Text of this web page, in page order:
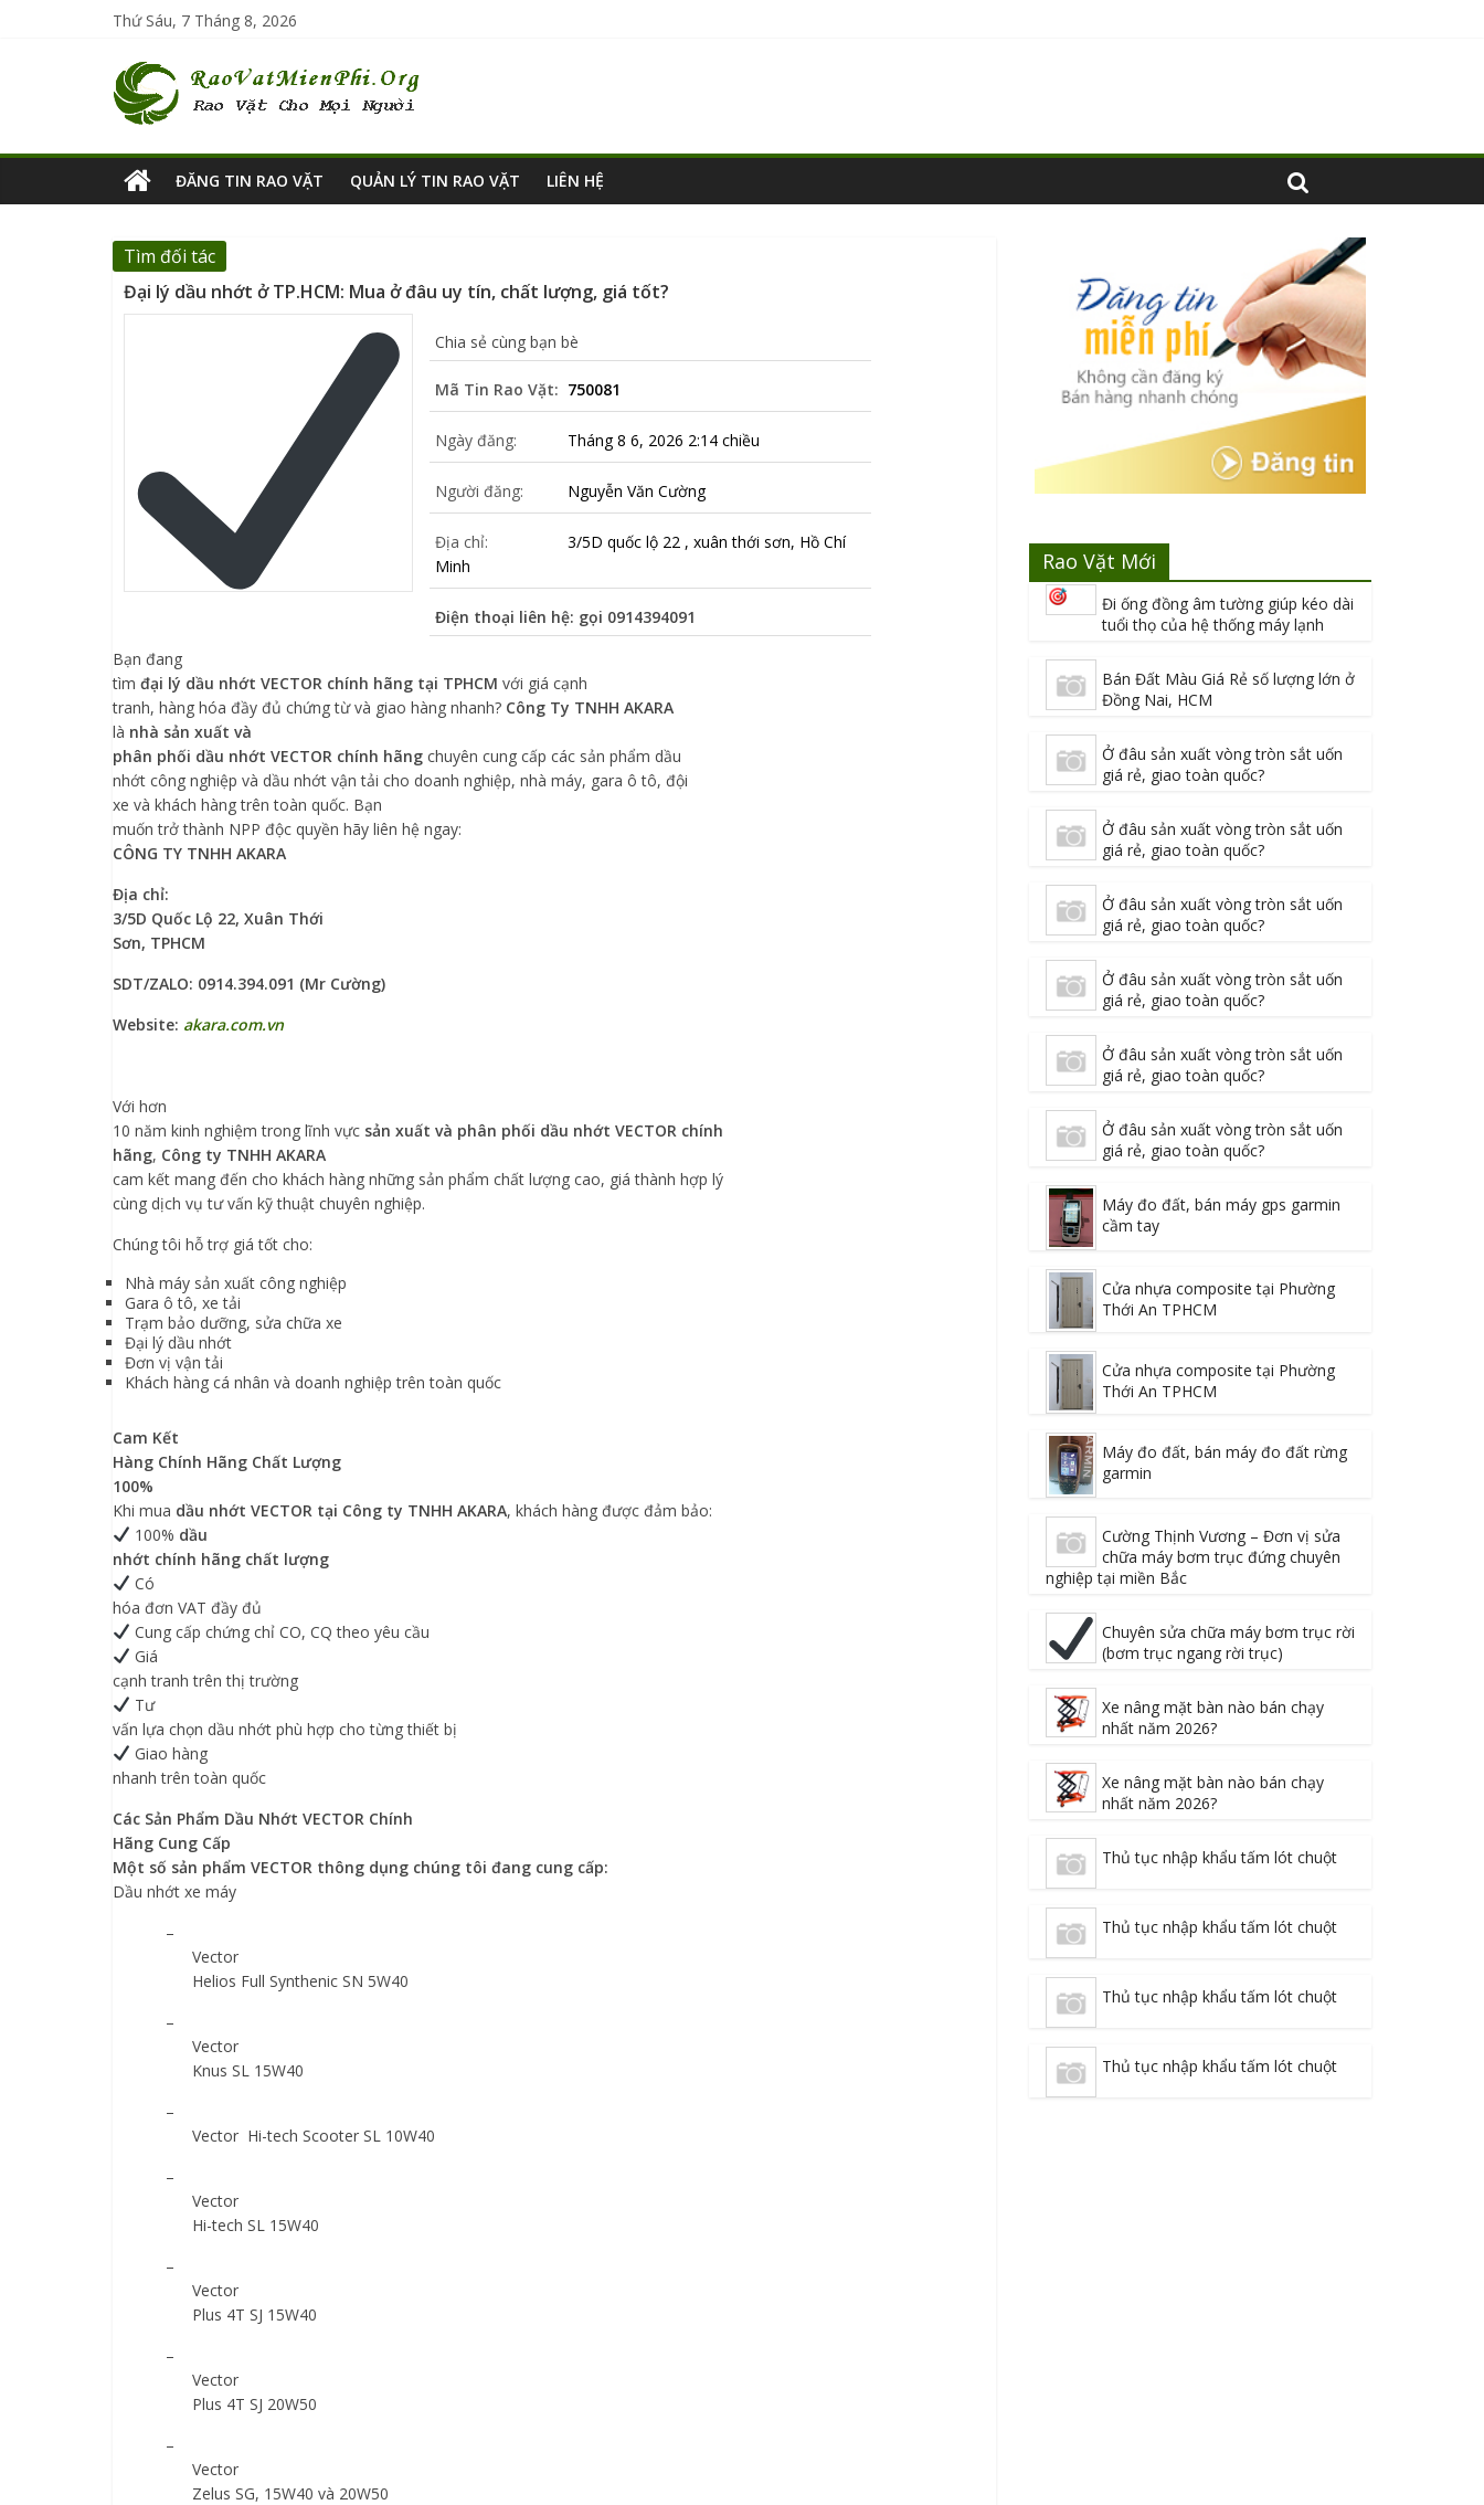
Thứ Sáu, 7 Tháng 8, 2026
ĐĂNG TIN RAO VẶT QUẢN LÝ TIN RAO VẶT LIÊN HỆ
Tìm đối tác
Đại lý dầu nhớt ở TP.HCM: Mua ở đâu uy tín, chất lượng, giá tốt?
Chia sẻ cùng bạn bè
Mã Tin Rao Vặt: 750081
Ngày đăng: Tháng 8 6, 2026 2:14 chiều
Người đăng: Nguyễn Văn Cường
Địa chỉ:
3/5D quốc lộ 22 , xuân thới sơn, Hồ Chí
Minh
Điện thoại liên hệ: gọi 0914394091
Bạn đang
tìm đại lý dầu nhớt VECTOR chính hãng tại TPHCM với giá cạnh
tranh, hàng hóa đầy đủ chứng từ và giao hàng nhanh? Công Ty TNHH AKARA
là nhà sản xuất và
phân phối dầu nhớt VECTOR chính hãng chuyên cung cấp các sản phẩm dầu
nhớt công nghiệp và dầu nhớt vận tải cho doanh nghiệp, nhà máy, gara ô tô, đội
xe và khách hàng trên toàn quốc. Bạn
muốn trở thành NPP độc quyền hãy liên hệ ngay:
CÔNG TY TNHH AKARA
Địa chỉ:
3/5D Quốc Lộ 22, Xuân Thới
Sơn, TPHCM
SDT/ZALO: 0914.394.091 (Mr Cường)
Website: akara.com.vn
Với hơn
10 năm kinh nghiệm trong lĩnh vực sản xuất và phân phối dầu nhớt VECTOR chính
hãng, Công ty TNHH AKARA
cam kết mang đến cho khách hàng những sản phẩm chất lượng cao, giá thành hợp lý
cùng dịch vụ tư vấn kỹ thuật chuyên nghiệp.
Chúng tôi hỗ trợ giá tốt cho:
Nhà máy sản xuất công nghiệp
Gara ô tô, xe tải
Trạm bảo dưỡng, sửa chữa xe
Đại lý dầu nhớt
Đơn vị vận tải
Khách hàng cá nhân và doanh nghiệp trên toàn quốc
Cam Kết
Hàng Chính Hãng Chất Lượng
100%
Khi mua dầu nhớt VECTOR tại Công ty TNHH AKARA, khách hàng được đảm bảo:
100% dầu
nhớt chính hãng chất lượng
Có
hóa đơn VAT đầy đủ
Cung cấp chứng chỉ CO, CQ theo yêu cầu
Giá
cạnh tranh trên thị trường
Tư
vấn lựa chọn dầu nhớt phù hợp cho từng thiết bị
Giao hàng
nhanh trên toàn quốc
Các Sản Phẩm Dầu Nhớt VECTOR Chính
Hãng Cung Cấp
Một số sản phẩm VECTOR thông dụng chúng tôi đang cung cấp:
Dầu nhớt xe máy
–
Vector
Helios Full Synthenic SN 5W40
–
Vector
Knus SL 15W40
–
Vector Hi-tech Scooter SL 10W40
–
Vector
Hi-tech SL 15W40
–
Vector
Plus 4T SJ 15W40
–
Vector
Plus 4T SJ 20W50
–
Vector
Zelus SG, 15W40 và 20W50
Rao Vặt Mới
Đi ống đồng âm tường giúp kéo dài
tuổi thọ của hệ thống máy lạnh
Bán Đất Màu Giá Rẻ số lượng lớn ở
Đồng Nai, HCM
Ở đâu sản xuất vòng tròn sắt uốn
giá rẻ, giao toàn quốc?
Ở đâu sản xuất vòng tròn sắt uốn
giá rẻ, giao toàn quốc?
Ở đâu sản xuất vòng tròn sắt uốn
giá rẻ, giao toàn quốc?
Ở đâu sản xuất vòng tròn sắt uốn
giá rẻ, giao toàn quốc?
Ở đâu sản xuất vòng tròn sắt uốn
giá rẻ, giao toàn quốc?
Ở đâu sản xuất vòng tròn sắt uốn
giá rẻ, giao toàn quốc?
Máy đo đất, bán máy gps garmin
cầm tay
Cửa nhựa composite tại Phường
Thới An TPHCM
Cửa nhựa composite tại Phường
Thới An TPHCM
Máy đo đất, bán máy đo đất rừng
garmin
Cường Thịnh Vương – Đơn vị sửa
chữa máy bơm trục đứng chuyên
nghiệp tại miền Bắc
Chuyên sửa chữa máy bơm trục rời
(bơm trục ngang rời trục)
Xe nâng mặt bàn nào bán chạy
nhất năm 2026?
Xe nâng mặt bàn nào bán chạy
nhất năm 2026?
Thủ tục nhập khẩu tấm lót chuột
Thủ tục nhập khẩu tấm lót chuột
Thủ tục nhập khẩu tấm lót chuột
Thủ tục nhập khẩu tấm lót chuột